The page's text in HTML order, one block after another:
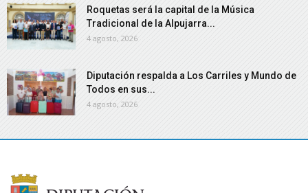
Roquetas será la capital de la Música
Tradicional de la Alpujarra...
4 agosto, 2026
Diputación respalda a Los Carriles y Mundo de
Todos en sus...
4 agosto, 2026